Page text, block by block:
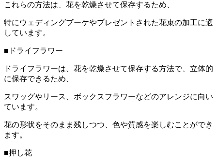
これらの方法は、花を乾燥させて保存するため、
特にウェディングブーケやプレゼントされた花束の加工に適
しています。
■ドライフラワー
ドライフラワーは、花を乾燥させて保存する方法で、立体的
に保存できるため、
スワッグやリース、ボックスフラワーなどのアレンジに向い
ています。
花の形状をそのまま残しつつ、色や質感を楽しむことができ
ます。
■押し花